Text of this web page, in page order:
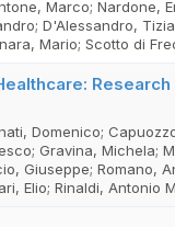
Marco; Nardone,
D'Alessandro,
Mario; Scotto di
Domenico;
Gravina, Michela;
Giuseppe; Romano,
Elio; Rinaldi, Antonio